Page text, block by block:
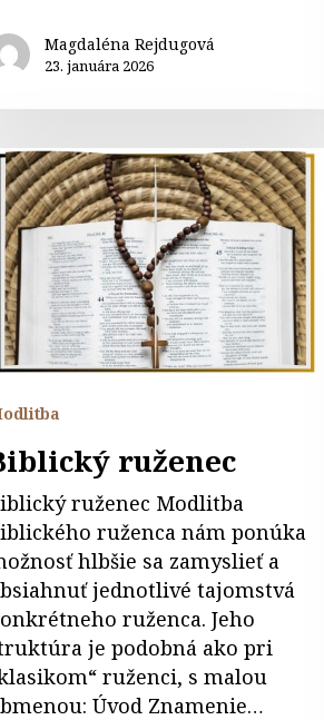
Magdaléna Rejdugová
23. januára 2026
ruženec
ruženec Modlitba
ruženca nám ponúka
hlbšie sa zamyslieť a
jednotlivé tajomstvá
ruženca. Jeho
je podobná ako pri
ruženci, s malou
Úvod Znamenie…